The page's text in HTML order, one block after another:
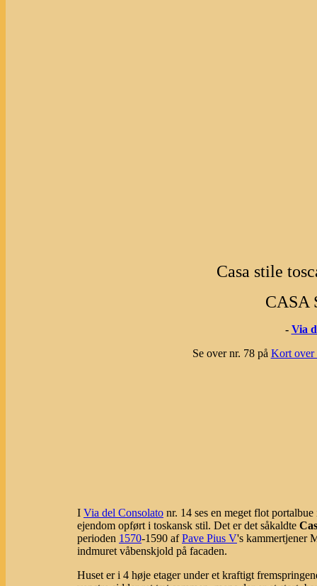
Casa stile
CASA
- Via
Se over nr. 78 på Kort over
I Via del Consolato nr. 14 ses en meget flot
ejendom opført i toskansk stil. Det er det såkaldte
perioden 1570-1590 afPave Pius V's kammertjener
indmuret våbenskjold på facaden.
Huset er i 4 høje etager under et kraftigt